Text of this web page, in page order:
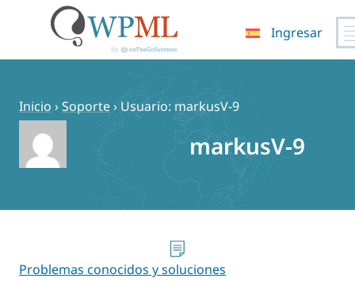
contenido
Ingresar
Inicio ›Soporte› Usuario: markusV-9
markusV-9
Problemas conocidos y soluciones